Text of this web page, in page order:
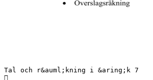
Tal och r&auml;kning i &aring;k 7
